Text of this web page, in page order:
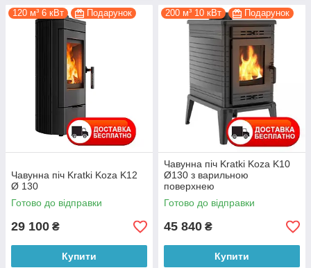
120 м³ 6 кВт Подарунок
Чавунна піч Kratki Koza K12
Ø 130
Готово до відправки
29 100 ₴
Купити
200 м³ 10 кВт Подарунок
Чавунна піч Kratki Koza K10
Ø130 з варильною
поверхнею
Готово до відправки
45 840 ₴
Купити